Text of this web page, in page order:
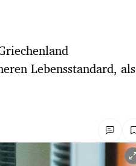
Lebensstandard, als